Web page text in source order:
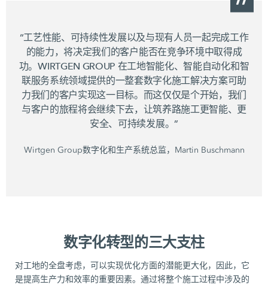
“工艺性能、可持续性发展以及与现有人员一起完成工作
的能力，将决定我们的客户能否在竞争环境中取得成
功。WIRTGEN GROUP 在工地智能化、智能自动化和智
联服务系统领域提供的一整套数字化施工解决方案可助
力我们的客户实现这一目标。而这仅仅是个开始，我们
与客户的旅程将会继续下去，让筑养路施工更智能、更
安全、可持续发展。”
Wirtgen Group数字化和生产系统总监，Martin Buschmann
数字化转型的三大支柱
对工地的全盘考虑，可以实现优化方面的潜能更大化，因此，它
是提高生产力和效率的重要因素。通过将整个施工过程中涉及的